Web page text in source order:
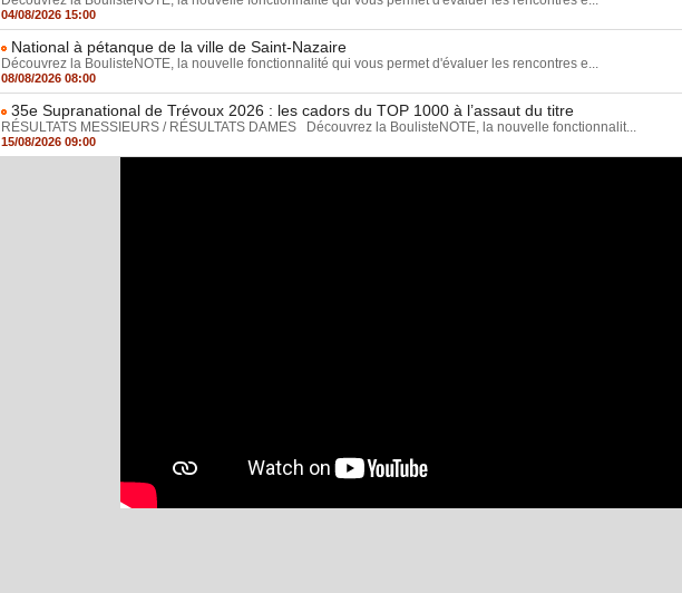
04/08/2026 15:00
National à pétanque de la ville de Saint-Nazaire
Découvrez la BoulisteNOTE, la nouvelle fonctionnalité qui vous permet d'évaluer les rencontres e...
08/08/2026 08:00
35e Supranational de Trévoux 2026 : les cadors du TOP 1000 à l’assaut du titre
RÉSULTATS MESSIEURS / RÉSULTATS DAMES Découvrez la BoulisteNOTE, la nouvelle fonctionnalit...
15/08/2026 09:00